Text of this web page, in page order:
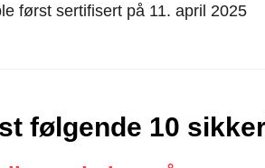
først sertifisert på 11. april 2025
følgende 10